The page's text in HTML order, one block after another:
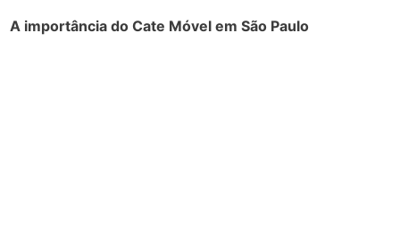
A importância do Cate Móvel em São Paulo